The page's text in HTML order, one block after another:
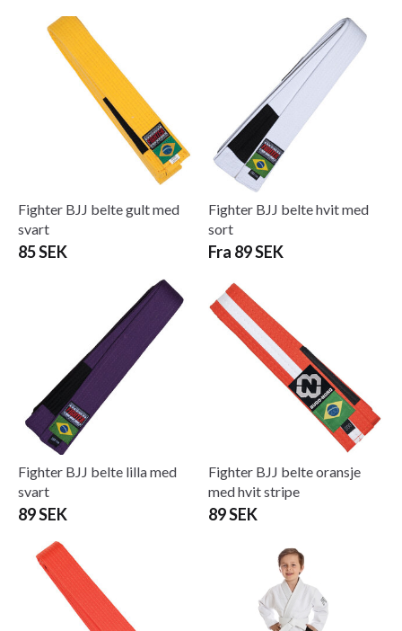
Fighter BJJ belte gult med
svart
85 SEK
Fighter BJJ belte hvit med
sort
Fra 89 SEK
Fighter BJJ belte lilla med
svart
89 SEK
Fighter BJJ belte oransje
med hvit stripe
89 SEK